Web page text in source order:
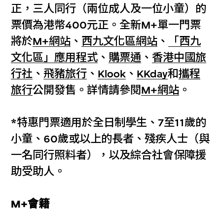
正，三人同行（兩位成人及一位小童）的
票價為港幣400元正。全新M+單一門票
將於M+網站 、 西九文化區網站 、
「西九
文化區」應用程式 、 購票通 、 香港中國旅
行社 、飛豬旅行 、 Klook 、 KKday和攜程
旅行公開發售。詳情請參閱M+網站 。
*特惠門票適用於全日制學生、7至11歲的
小童、60歲或以上的長者、殘疾人士（與
一名同行照料者），以及綜合社會保障援
助受助人。
M+會籍